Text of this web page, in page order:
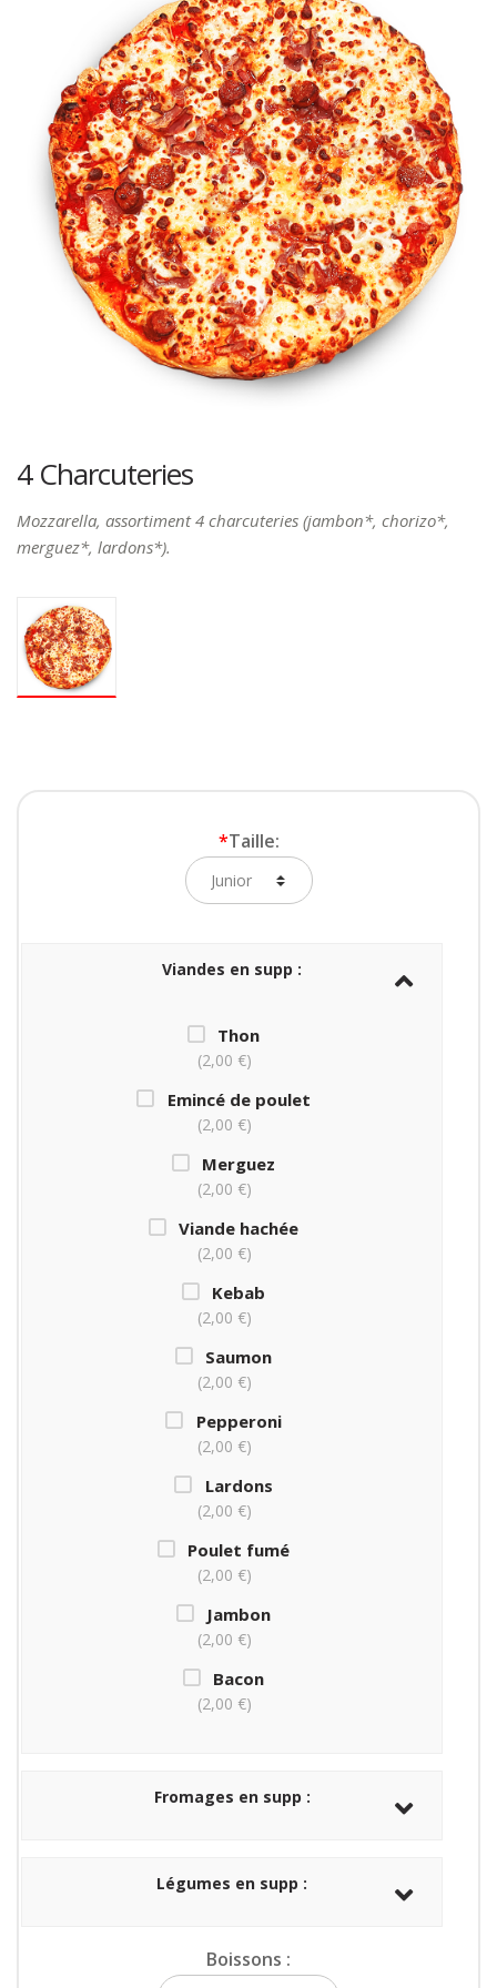
4 Charcuteries
Mozzarella, assortiment 4 charcuteries (jambon*, chorizo*,
merguez*, lardons*).
*Taille:
Viandes en supp :
Thon
2,00 €
Emincé de poulet
2,00 €
Merguez
2,00 €
Viande hachée
2,00 €
Kebab
2,00 €
Saumon
2,00 €
Pepperoni
2,00 €
Lardons
2,00 €
Poulet fumé
2,00 €
Jambon
2,00 €
Bacon
2,00 €
Fromages en supp :
Légumes en supp :
Boissons :